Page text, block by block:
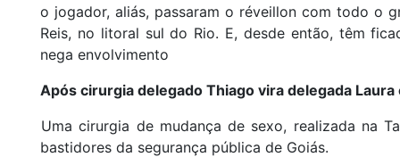
o jogador, aliás, passaram o réveillon com todo o
Reis, no litoral sul do Rio. E, desde então, têm
nega envolvimento
Após cirurgia delegado Thiago vira delegada
Uma cirurgia de mudança de sexo, realizada na
bastidores da segurança pública de Goiás.